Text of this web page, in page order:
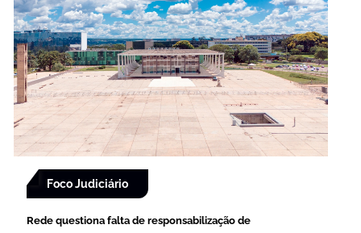
Foco Judiciário
Rede questiona falta de responsabilização de